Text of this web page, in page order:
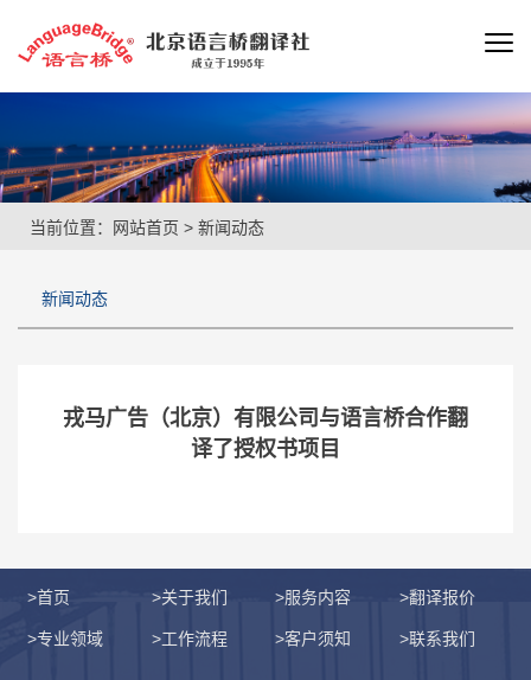
当前位置： 网站首页 > 新闻动态
新闻动态
戎马广告（北京）有限公司与语言桥合作翻
译了授权书项目
>首页 >关于我们 >服务内容 >翻译报价
>专业领域 >工作流程 >客户须知 >联系我们